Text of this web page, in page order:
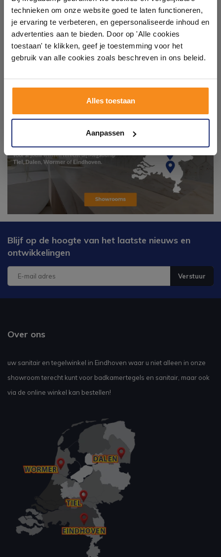
technieken om onze website goed te laten functioneren,
je ervaring te verbeteren, en gepersonaliseerde inhoud en
advertenties aan te bieden. Door op 'Alle cookies
toestaan' te klikken, geef je toestemming voor het
gebruik van alle cookies zoals beschreven in ons beleid.
Alles toestaan
Aanpassen
Blijf op de hoogte van het laatste nieuws en
ontwikkelingen
Verstuur
Over ons
uw sanitair en tegelwinkel in Eindhoven waar u niet alleen in onze
showroom terecht kunt voor badkamertegels en sanitair, maar ook
via de online winkel kan bestellen!
Laat je inspireren door 21 volledig ingerichte
badkameropstellingen – van compact tot luxe. Onze
ervaren adviseurs helpen je persoonlijk, en je vindt
tegels & sanitair direct uit voorraad. Gratis parkeren
op eigen terrein.
Kom langs en ervaar zelf het verschil!